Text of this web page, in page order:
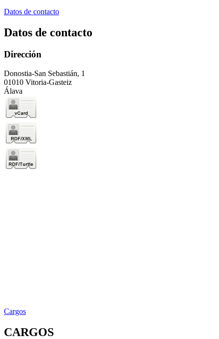
Datos de contacto
Datos de contacto
Dirección
Donostia-San Sebastián, 1
01010 Vitoria-Gasteiz
Álava
Cargos
CARGOS